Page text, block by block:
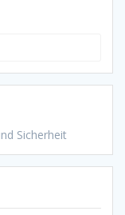
Sicherheit